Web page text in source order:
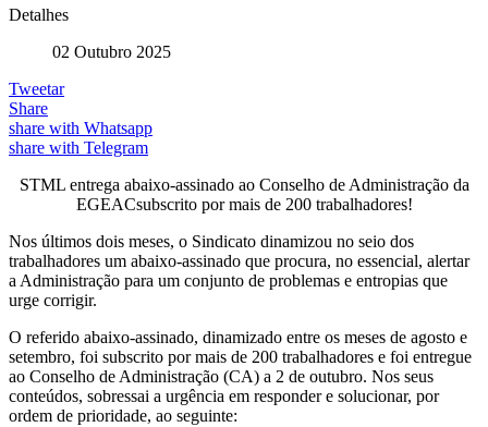
Detalhes
02 Outubro 2025
Tweetar
Share
share with Whatsapp
share with Telegram
STML entrega abaixo-assinado ao Conselho de Administração da
EGEACsubscrito por mais de 200 trabalhadores!
Nos últimos dois meses, o Sindicato dinamizou no seio dos
trabalhadores um abaixo-assinado que procura, no essencial, alertar
a Administração para um conjunto de problemas e entropias que
urge corrigir.
O referido abaixo-assinado, dinamizado entre os meses de agosto e
setembro, foi subscrito por mais de 200 trabalhadores e foi entregue
ao Conselho de Administração (CA) a 2 de outubro. Nos seus
conteúdos, sobressai a urgência em responder e solucionar, por
ordem de prioridade, ao seguinte: